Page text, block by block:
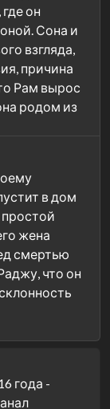
он
Сона и
взгляда,
причина
Рам вырос
родом из
в дом
жена
смертью
что он
года -